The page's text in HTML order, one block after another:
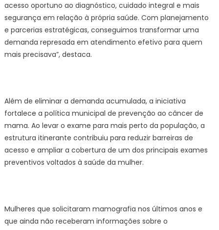
acesso oportuno ao diagnóstico, cuidado integral e mais
segurança em relação à própria saúde. Com planejamento
e parcerias estratégicas, conseguimos transformar uma
demanda represada em atendimento efetivo para quem
mais precisava”, destaca.
Além de eliminar a demanda acumulada, a iniciativa
fortalece a política municipal de prevenção ao câncer de
mama. Ao levar o exame para mais perto da população, a
estrutura itinerante contribuiu para reduzir barreiras de
acesso e ampliar a cobertura de um dos principais exames
preventivos voltados à saúde da mulher.
Mulheres que solicitaram mamografia nos últimos anos e
que ainda não receberam informações sobre o